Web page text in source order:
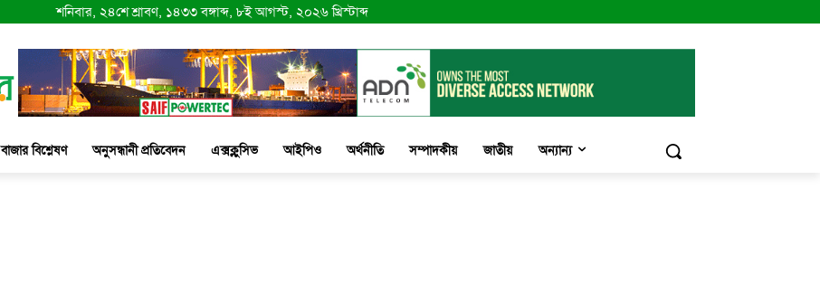
শনিবার, ২৪শে শ্রাবণ, ১৪৩৩ বঙ্গাব্দ, ৮ই আগস্ট, ২০২৬ খ্রিস্টাব্দ
বাজার বিশ্লেষণ অনুসন্ধানী প্রতিবেদন এক্সক্লুসিভ আইপিও অর্থনীতি সম্পাদকীয় জাতীয় অন্যান্য